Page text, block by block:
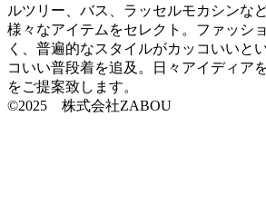
ルツリー、バス、ラッセルモカシンな
様々なアイテムをセレクト。ファッシ
く、普遍的なスタイルがカッコいいと
コいい普段着を追及。日々アイディア
をご提案致します。
©2025 株式会社ZABOU